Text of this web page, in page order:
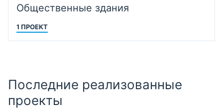
Общественные здания
1 ПРОЕКТ
Последние реализованные
проекты